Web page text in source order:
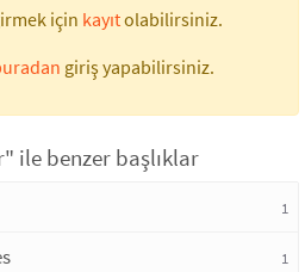
için kayıtolabilirsiniz.
giriş yapabilirsiniz.
ile benzer başlıklar
1
1